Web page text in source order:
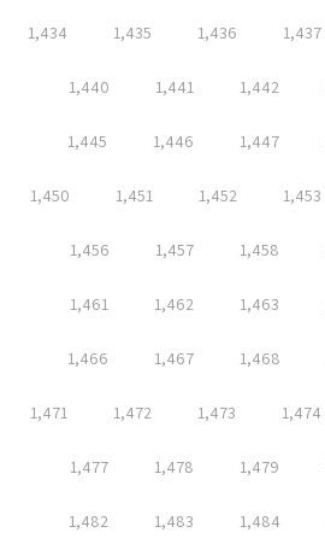
1,434 1,435 1,436 1,437
1,440 1,441 1,442
1,445 1,446 1,447
1,450 1,451 1,452 1,453
1,456 1,457 1,458
1,461 1,462 1,463
1,466 1,467 1,468
1,471 1,472 1,473 1,474
1,477 1,478 1,479
1,482 1,483 1,484